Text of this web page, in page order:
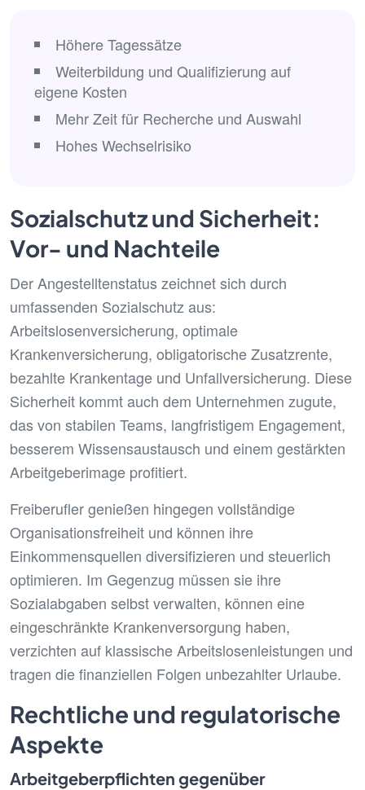
Höhere Tagessätze
Weiterbildung und Qualifizierung auf
eigene Kosten
Mehr Zeit für Recherche und Auswahl
Hohes Wechselrisiko
Sozialschutz und Sicherheit:
Vor- und Nachteile
Der Angestelltenstatus zeichnet sich durch
umfassenden Sozialschutz aus:
Arbeitslosenversicherung, optimale
Krankenversicherung, obligatorische Zusatzrente,
bezahlte Krankentage und Unfallversicherung. Diese
Sicherheit kommt auch dem Unternehmen zugute,
das von stabilen Teams, langfristigem Engagement,
besserem Wissensaustausch und einem gestärkten
Arbeitgeberimage profitiert.
Freiberufler genießen hingegen vollständige
Organisationsfreiheit und können ihre
Einkommensquellen diversifizieren und steuerlich
optimieren. Im Gegenzug müssen sie ihre
Sozialabgaben selbst verwalten, können eine
eingeschränkte Krankenversorgung haben,
verzichten auf klassische Arbeitslosenleistungen und
tragen die finanziellen Folgen unbezahlter Urlaube.
Rechtliche und regulatorische
Aspekte
Arbeitgeberpflichten gegenüber